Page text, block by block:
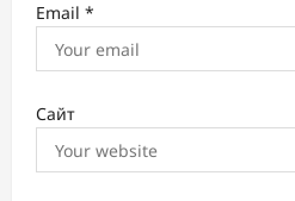
Email *
Сайт